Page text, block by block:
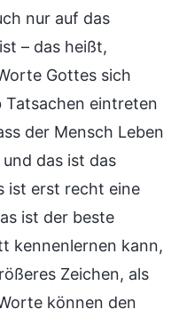
nur auf das
– das heißt,
Gottes sich
eintreten
der Mensch Leben
das ist das
ist erst recht eine
ist der beste
kennenlernen kann,
Zeichen, als
können den